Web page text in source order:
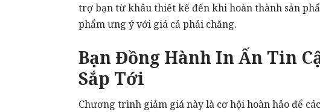
trợ bạn từ khâu thiết kế đến khi hoàn thành sản
phẩm ưng ý với giá cả phải chăng.
Bạn Đồng Hành In Ấn Tin
Sắp Tới
Chương trình giảm giá này là cơ hội hoàn hảo để